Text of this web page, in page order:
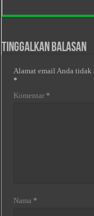
Tinggalkan Balasan
Alamat email Anda
*
Komentar *
Nama *